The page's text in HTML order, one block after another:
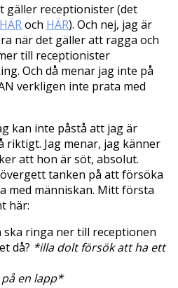
gäller receptionister (det
HÄRoch HÄR). Och nej, jag är
när det gäller att ragga och
till receptionister
Och då menar jag inte på
verkligen inte prata med
kan inte påstå att jag är
riktigt. Jag menar, jag känner
att hon är söt, absolut.
tanken på att försöka
med människan. Mitt första
här:
ska ringa ner till receptionen
då? *illa dolt försök att ha ett
en lapp*